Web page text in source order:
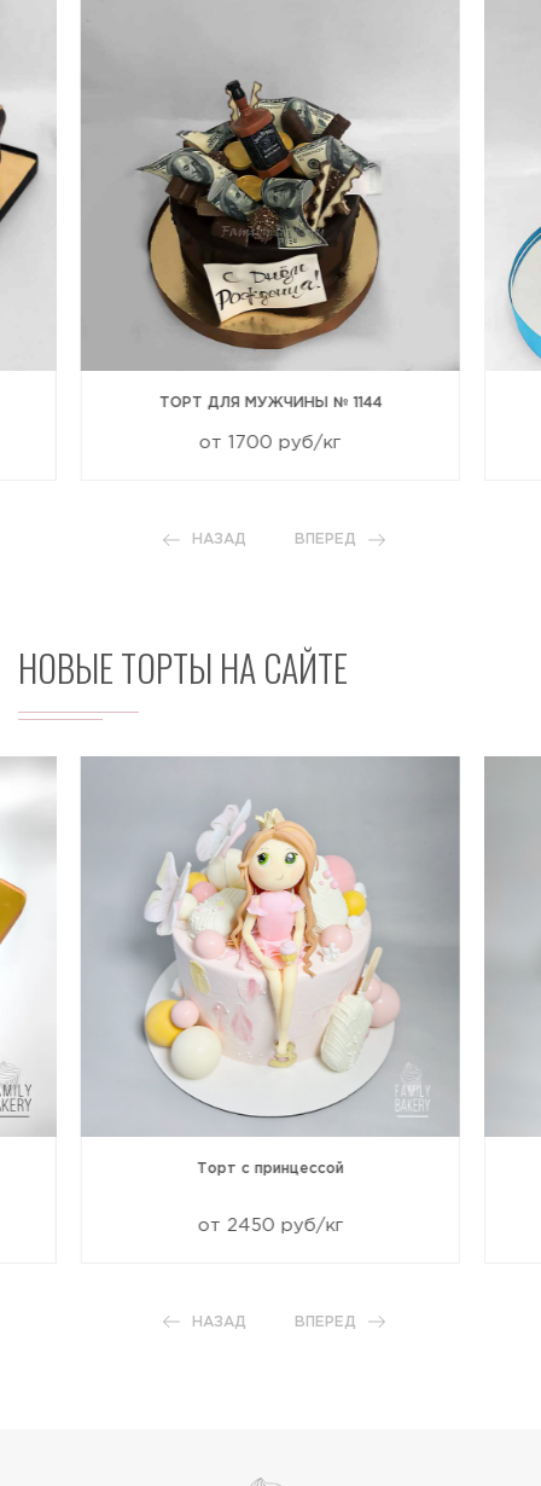
ТОРТ ДЛЯ МУЖЧИНЫ № 1144
от 1700 руб/кг
НАЗАД ВПЕРЕД
НОВЫЕ ТОРТЫ НА САЙТЕ
Торт с принцессой
от 2450 руб/кг
НАЗАД ВПЕРЕД